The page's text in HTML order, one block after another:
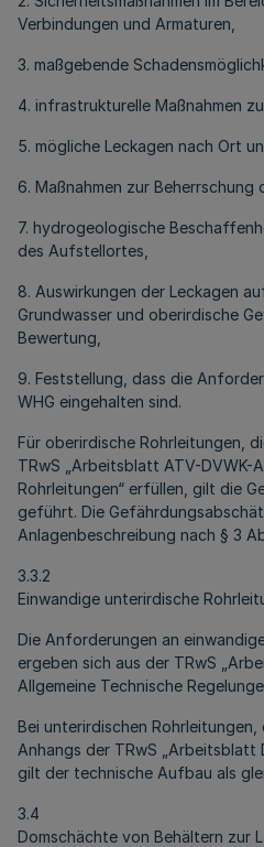
Verbindungen und Armaturen,
3. maßgebende
4. infrastrukturelle Maßnahmen
5. mögliche Leckagen nach Ort
6. Maßnahmen zur Beherrschung
7. hydrogeologische
des Aufstellortes,
8. Auswirkungen der Leckagen
Grundwasser und oberirdische
Bewertung,
9. Feststellung, dass die
WHG eingehalten sind.
Für oberirdische Rohrleitungen,
TRwS „Arbeitsblatt ATV-DVWK-
Rohrleitungen“ erfüllen, gilt die
geführt. Die
Anlagenbeschreibung nach § 3
3.3.2
Einwandige unterirdische
Die Anforderungen an
ergeben sich aus der TRwS
Allgemeine Technische
Bei unterirdischen
Anhangs der TRwS „Arbeitsblatt
gilt der technische Aufbau als
3.4
Domschächte von Behältern zur